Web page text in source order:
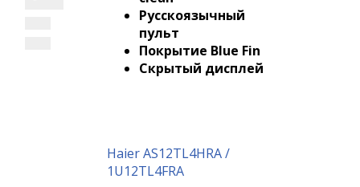
Русскоязычный
пульт
Покрытие Blue Fin
Скрытый дисплей
Haier AS12TL4HRA /
1U12TL4FRA